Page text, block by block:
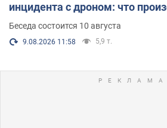
инцидента с дроном: что
Беседа состоится 10 августа
9.08.2026 11:58 5,9 т.